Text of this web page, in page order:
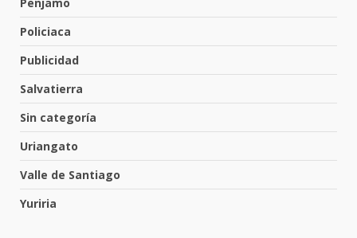
Policiaca
Publicidad
Salvatierra
Sin categoría
Uriangato
Valle de Santiago
Yuriria
7
José Antonio Villanueva
1